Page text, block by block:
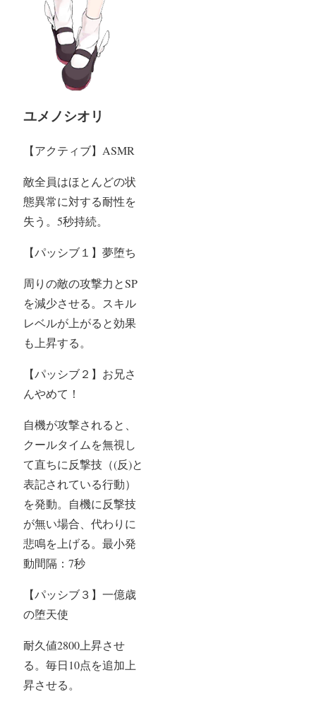
ユメノシオリ
【アクティブ】ASMR
敵全員はほとんどの状
態異常に対する耐性を
失う。5秒持続。
【パッシブ１】夢堕ち
周りの敵の攻撃力とSP
を減少させる。スキル
レベルが上がると効果
も上昇する。
【パッシブ２】お兄さ
んやめて！
自機が攻撃されると、
クールタイムを無視し
て直ちに反撃技（(反)と
表記されている行動）
を発動。自機に反撃技
が無い場合、代わりに
悲鳴を上げる。最小発
動間隔：7秒
【パッシブ３】一億歳
の堕天使
耐久値2800上昇させ
る。毎日10点を追加上
昇させる。